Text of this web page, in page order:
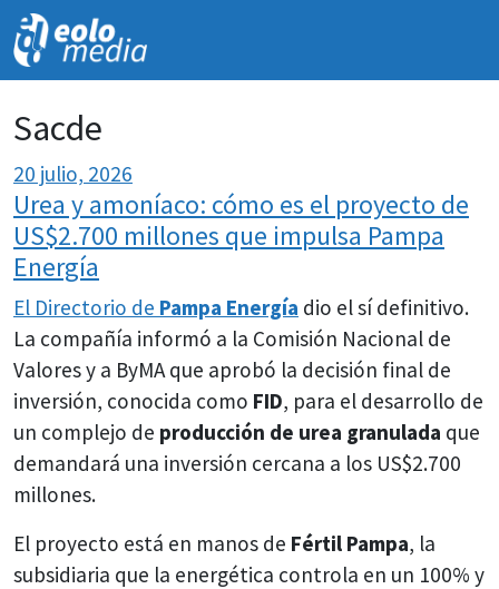
Sacde
20 julio, 2026
Urea y amoníaco: cómo es el proyecto de
US$2.700 millones que impulsa Pampa
Energía
El Directorio de Pampa Energía dio el sí definitivo.
La compañía informó a la Comisión Nacional de
Valores y a ByMA que aprobó la decisión final de
inversión, conocida como FID, para el desarrollo de
un complejo de producción de urea granulada que
demandará una inversión cercana a los US$2.700
millones.
El proyecto está en manos de Fértil Pampa, la
subsidiaria que la energética controla en un 100% y